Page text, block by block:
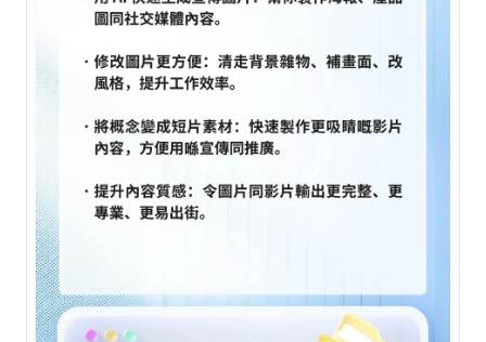
AI 攻略及資訊
AI 企業培訓
學校 AI 培訓
一年任學 AI 課程計劃
AI 應用服務